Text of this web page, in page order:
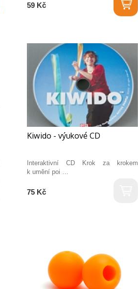
59 Kč
Kiwido - výukové CD
Interaktivní CD Krok za krokem
k umění poi …
75 Kč